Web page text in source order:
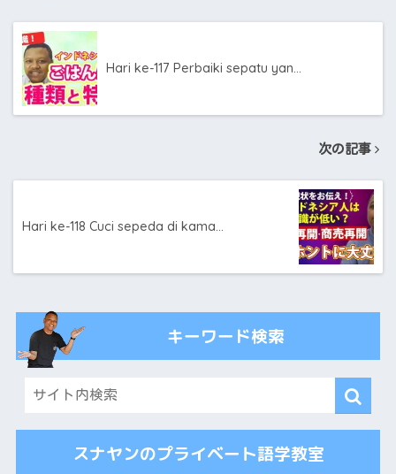
Hari ke-117 Perbaiki sepatu yan…
次の記事
Hari ke-118 Cuci sepeda di kama…
キーワード検索
スナヤンのプライベート語学教室